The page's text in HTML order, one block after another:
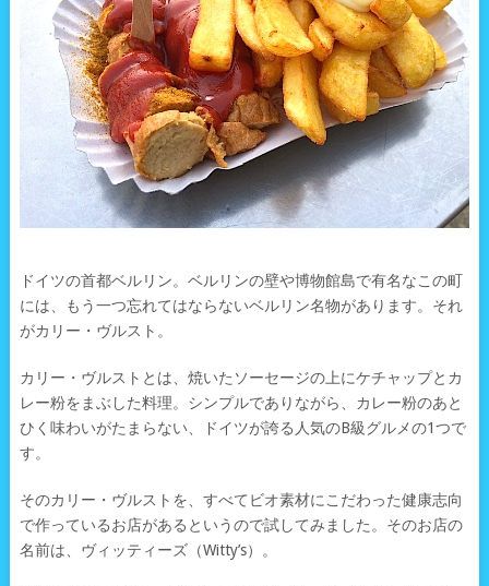
ドイツの首都ベルリン。ベルリンの壁や博物館島で有名なこの町
には、もう一つ忘れてはならないベルリン名物があります。それ
がカリー・ヴルスト。
カリー・ヴルストとは、焼いたソーセージの上にケチャップとカ
レー粉をまぶした料理。シンプルでありながら、カレー粉のあと
ひく味わいがたまらない、ドイツが誇る人気のB級グルメの1つで
す。
そのカリー・ヴルストを、すべてビオ素材にこだわった健康志向
で作っているお店があるというので試してみました。そのお店の
名前は、ヴィッティーズ（Witty’s）。